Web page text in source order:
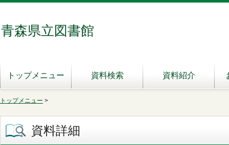
青森県立図書館
トップメニュー 資料検索 資料紹介
トップメニュー >
資料詳細